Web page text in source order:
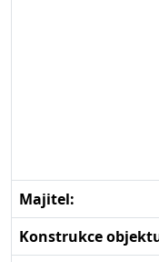
Majitel:
Konstrukce